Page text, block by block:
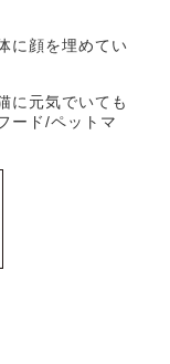
に顔を埋めてい
に元気でいても
ード/ペットマ